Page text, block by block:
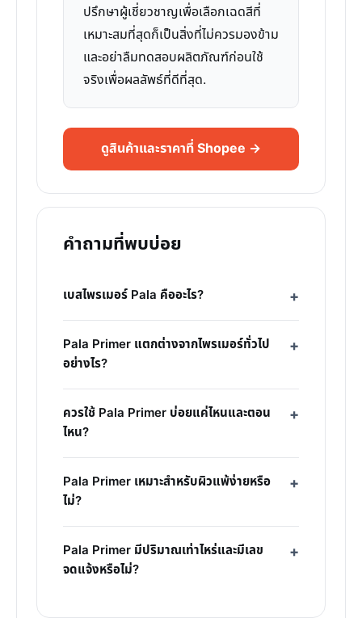
ปรึกษาผู้เชี่ยวชาญเพื่อเลือกเฉดสีที่
เหมาะสมที่สุดก็เป็นสิ่งที่ไม่ควรมองข้าม
และอย่าลืมทดสอบผลิตภัณฑ์ก่อนใช้
จริงเพื่อผลลัพธ์ที่ดีที่สุด.
ดูสินค้าและราคาที่ Shopee →
คำถามที่พบบ่อย
เบสไพรเมอร์ Pala คืออะไร?
Pala Primer แตกต่างจากไพรเมอร์ทั่วไป
อย่างไร?
ควรใช้ Pala Primer บ่อยแค่ไหนและตอน
ไหน?
Pala Primer เหมาะสำหรับผิวแพ้ง่ายหรือ
ไม่?
Pala Primer มีปริมาณเท่าไหร่และมีเลข
จดแจ้งหรือไม่?